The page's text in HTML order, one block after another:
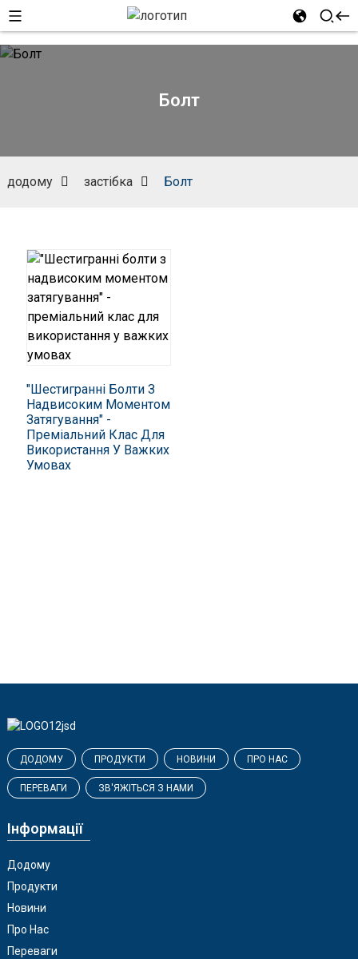
Болт
додому застібка Болт
"Шестигранні Болти З
Надвисоким Моментом
Затягування" -
Преміальний Клас Для
Використання У Важких
Умовах
ДОДОМУ ПРОДУКТИ НОВИНИ ПРО НАС
ПЕРЕВАГИ ЗВ'ЯЖІТЬСЯ З НАМИ
Інформації
Додому
Продукти
Новини
Про Нас
Переваги